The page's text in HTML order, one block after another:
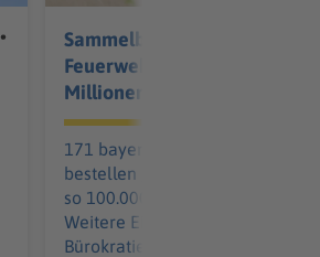
Sammelbestellung für
Feuerwehrautos soll
Millionen sparen
171 bayerische Kommunen
bestellen gemeinsam - und
so 100.000 pro Löschfahrzeug.
Weitere Einsparungen in der
Bürokratie kommen hinzu.